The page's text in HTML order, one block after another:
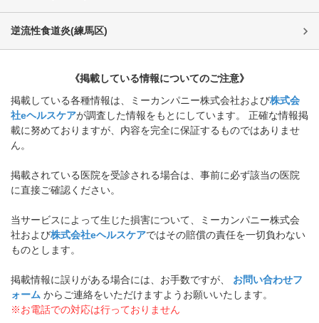
逆流性食道炎(練馬区)
《掲載している情報についてのご注意》
掲載している各種情報は、ミーカンパニー株式会社および株式会
社eヘルスケアが調査した情報をもとにしています。 正確な情報掲
載に努めておりますが、内容を完全に保証するものではありませ
ん。
掲載されている医院を受診される場合は、事前に必ず該当の医院
に直接ご確認ください。
当サービスによって生じた損害について、ミーカンパニー株式会
社および株式会社eヘルスケアではその賠償の責任を一切負わない
ものとします。
掲載情報に誤りがある場合には、お手数ですが、
お問い合わせフ
ォーム からご連絡をいただけますようお願いいたします。
※お電話での対応は行っておりません